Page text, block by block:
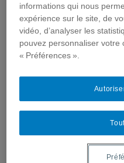
de discuter de
technologies avancées.
En deux
vidéos, la robotique,
de même que sur
formation,
informations qui nous
expérience sur le site, de
vidéo, d’analyser les
pouvez personnaliser votre
« Préférences ».